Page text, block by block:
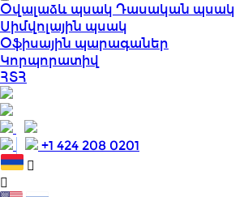
Օվալաձև պսակ Դասական պսակ
Սիմվոլային պսակ
Օֆիսային պարագաներ
Կորպորատիվ
ՀՏՀ
+1 424 208 0201